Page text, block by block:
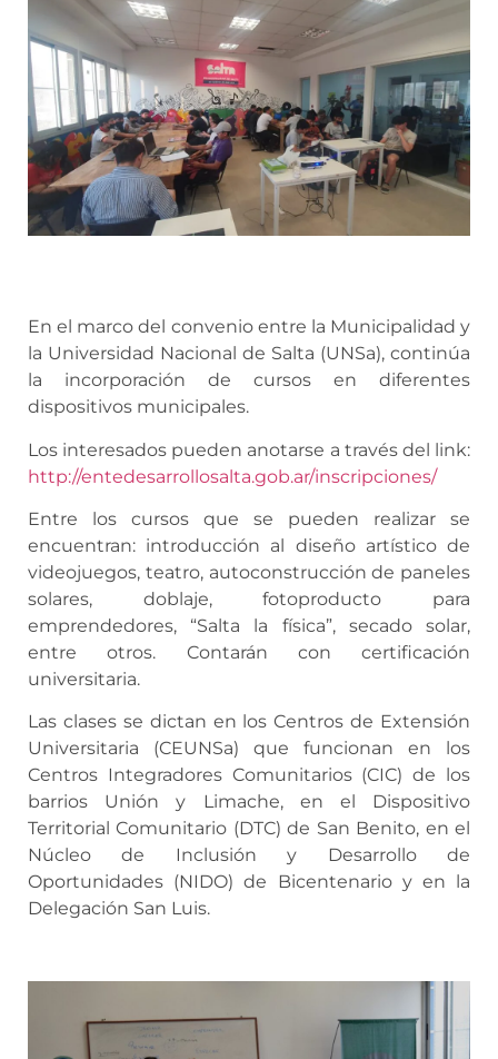
En el marco del convenio entre la Municipalidad y
la Universidad Nacional de Salta (UNSa), continúa
la incorporación de cursos en diferentes
dispositivos municipales.
Los interesados pueden anotarse a través del link:
http://entedesarrollosalta.gob.ar/inscripciones/
Entre los cursos que se pueden realizar se
encuentran: introducción al diseño artístico de
videojuegos, teatro, autoconstrucción de paneles
solares, doblaje, fotoproducto para
emprendedores, “Salta la física”, secado solar,
entre otros. Contarán con certificación
universitaria.
Las clases se dictan en los Centros de Extensión
Universitaria (CEUNSa) que funcionan en los
Centros Integradores Comunitarios (CIC) de los
barrios Unión y Limache, en el Dispositivo
Territorial Comunitario (DTC) de San Benito, en el
Núcleo de Inclusión y Desarrollo de
Oportunidades (NIDO) de Bicentenario y en la
Delegación San Luis.